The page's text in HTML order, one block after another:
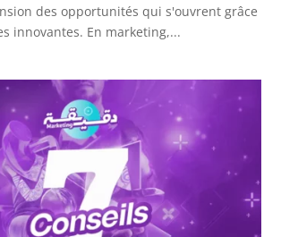
des opportunités qui s'ouvrent grâce
innovantes. En marketing,...